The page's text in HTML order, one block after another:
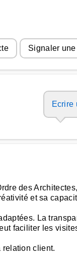
Signaler
Ecrire
des
et sa
La
faciliter les
relation client.